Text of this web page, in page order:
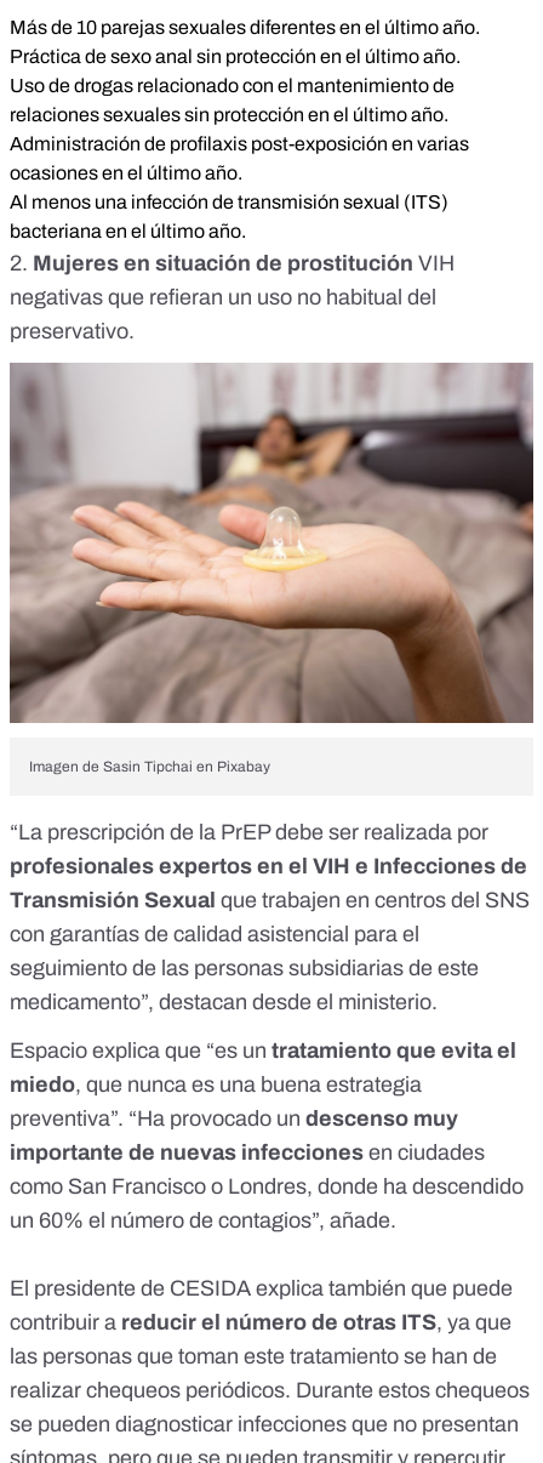
Más de 10 parejas sexuales diferentes en el último año.
Práctica de sexo anal sin protección en el último año.
Uso de drogas relacionado con el mantenimiento de
relaciones sexuales sin protección en el último año.
Administración de profilaxis post-exposición en varias
ocasiones en el último año.
Al menos una infección de transmisión sexual (ITS)
bacteriana en el último año.
2. Mujeres en situación de prostitución VIH
negativas que refieran un uso no habitual del
preservativo.
Imagen de Sasin Tipchai en Pixabay
“La prescripción de la PrEP debe ser realizada por
profesionales expertos en el VIH e Infecciones de
Transmisión Sexual que trabajen en centros del SNS
con garantías de calidad asistencial para el
seguimiento de las personas subsidiarias de este
medicamento”, destacan desde el ministerio.
Espacio explica que “es un tratamiento que evita el
miedo, que nunca es una buena estrategia
preventiva”. “Ha provocado un descenso muy
importante de nuevas infecciones en ciudades
como San Francisco o Londres, donde ha descendido
un 60% el número de contagios”, añade.
El presidente de CESIDA explica también que puede
contribuir a reducir el número de otras ITS, ya que
las personas que toman este tratamiento se han de
realizar chequeos periódicos. Durante estos chequeos
se pueden diagnosticar infecciones que no presentan